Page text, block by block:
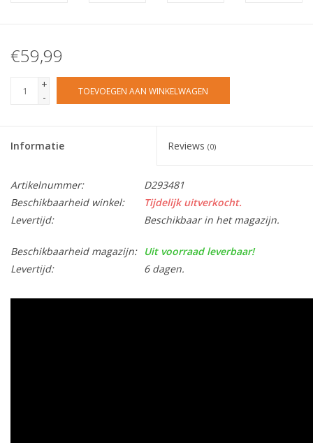
€59,99
+
-
TOEVOEGEN AAN WINKELWAGEN
Informatie Reviews (0)
Artikelnummer:
D293481
Beschikbaarheid winkel:
Tijdelijk uitverkocht.
Levertijd:
Beschikbaar in het magazijn.
Beschikbaarheid magazijn:
Uit voorraad leverbaar!
Levertijd:
6 dagen.